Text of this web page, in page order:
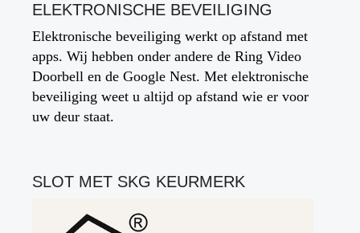
ELEKTRONISCHE BEVEILIGING
Elektronische beveiliging werkt op afstand met
apps. Wij hebben onder andere de Ring Video
Doorbell en de Google Nest. Met elektronische
beveiliging weet u altijd op afstand wie er voor
uw deur staat.
SLOT MET SKG KEURMERK